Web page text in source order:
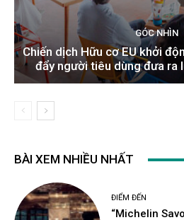
GÓC NHÌN
Chiến dịch Hữu cơ EU khởi
đẩy người tiêu dùng đưa ra
BÀI XEM NHIỀU NHẤT
ĐIỂM ĐẾN
“Michelin